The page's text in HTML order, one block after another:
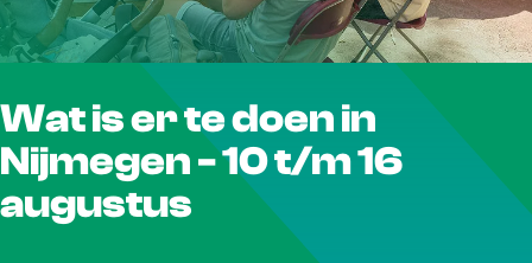
r
d
e
Wat is er te doen in
Nijmegen - 10 t/m 16
augustus